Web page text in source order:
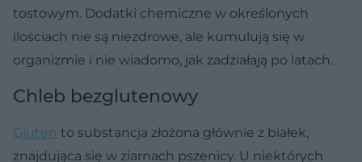
tostowym. Dodatki chemiczne w określonych
ilościach nie są niezdrowe, ale kumulują się w
organizmie i nie wiadomo, jak zadziałają po latach.
Chleb bezglutenowy
Gluten to substancja złożona głównie z białek,
znajdująca się w ziarnach pszenicy. U niektórych